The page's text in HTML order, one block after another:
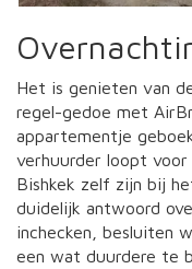
Het is genieten van
regel-gedoe met
appartementje
verhuurder loopt
Bishkek zelf zijn bij
duidelijk antwoord
inchecken, besluiten
een wat duurdere te